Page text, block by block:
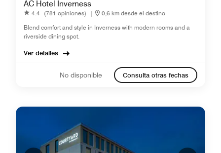
AC Hotel Inverness
4.4 (781 opiniones) |
0,6 km desde el destino
Blend comfort and style in Inverness with modern rooms and a
riverside dining spot.
Ver detalles
No disponible Consulta otras fechas